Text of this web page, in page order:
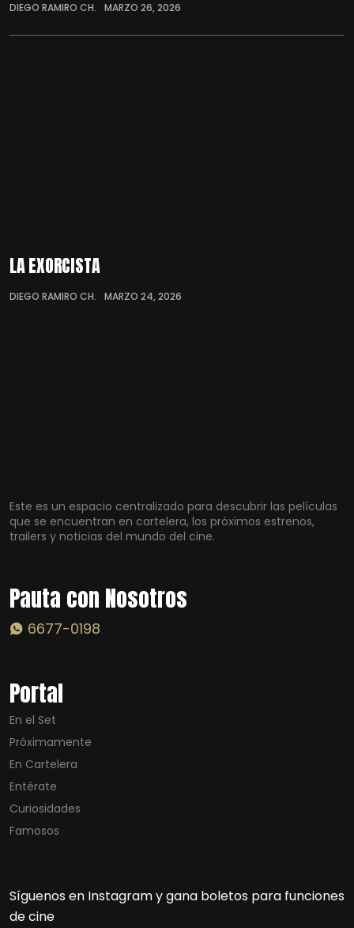
DIEGO RAMIRO CH. MARZO 26, 2026
LA EXORCISTA
DIEGO RAMIRO CH. MARZO 24, 2026
Este es un espacio centralizado para descubrir las películas
que se encuentran en cartelera, los próximos estrenos,
trailers y noticias del mundo del cine.
Pauta con Nosotros
6677-0198
Portal
En el Set
Próximamente
En Cartelera
Entérate
Curiosidades
Famosos
Síguenos en Instagram y gana boletos para funciones
de cine